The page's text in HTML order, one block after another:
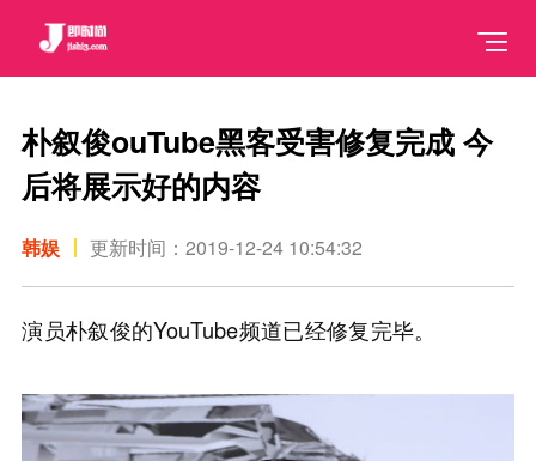
朴叙俊ouTube黑客受害修复完成 今
后将展示好的内容
韩娱 更新时间：2019-12-24 10:54:32
演员朴叙俊的YouTube频道已经修复完毕。